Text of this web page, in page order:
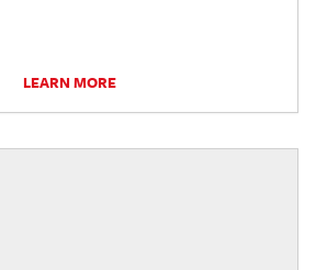
LEARN MORE